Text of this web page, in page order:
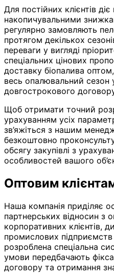
Для постійних клієнтів
накопичувальними
регулярно замовляють
протягом декількох
переваги у вигляді
спеціальних цінових
доставку біопалива
весь опалювальний сезон
довгострокового
Щоб отримати точний
урахуванням усіх
зв’яжіться з нашим
безкоштовно
обсягу закупівлі з
особливостей вашого
Оптовим
Наша компанія приділяє
партнерських відносин з
корпоративних клієнтів,
промислових
розроблена спеціальна
умови передбачають
договору та отримання